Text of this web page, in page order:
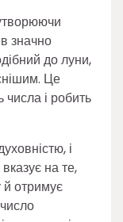
значно
до луни,
Це
числа і робить
і
на те,
отримує